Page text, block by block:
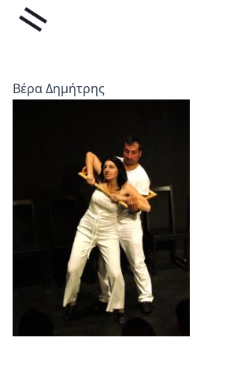
Μετάβαση
Liminal
Βέρα Δημήτρης